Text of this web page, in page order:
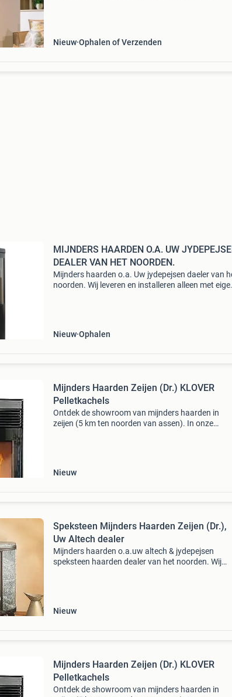
Nieuw Ophalen of Verzenden
MIJNDERS HAARDEN O.A. UW
DEALER VAN HET NOORDEN.
Mijnders haarden o.a. Uw jydepejsen daeler van
noorden. Wij leveren en installeren alleen met
Nieuw Ophalen
Mijnders Haarden Zeijen (Dr.) KLOVER
Pelletkachels
Ontdek de showroom van mijnders haarden in
zeijen (5 km ten noorden van assen). In onze
Nieuw
Speksteen Mijnders Haarden Zeijen (Dr.),
Uw Altech dealer
Mijnders haarden o.a.uw altech & jydepejsen
speksteen haarden dealer van het noorden. Wij
Nieuw
Mijnders Haarden Zeijen (Dr.) KLOVER
Pelletkachels
Ontdek de showroom van mijnders haarden in